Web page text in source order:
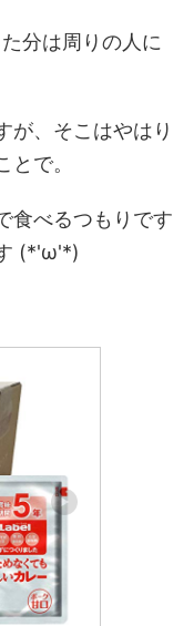
分は周りの人に
が、そこはやはり
とで。
食べるつもりです
(*'ω'*)